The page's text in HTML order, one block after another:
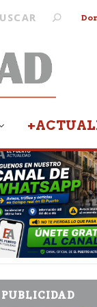
PUBLICIDAD
PUBLICIDAD